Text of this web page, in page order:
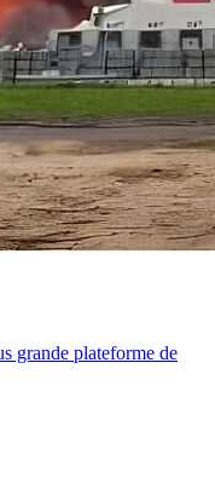
grande plateforme de